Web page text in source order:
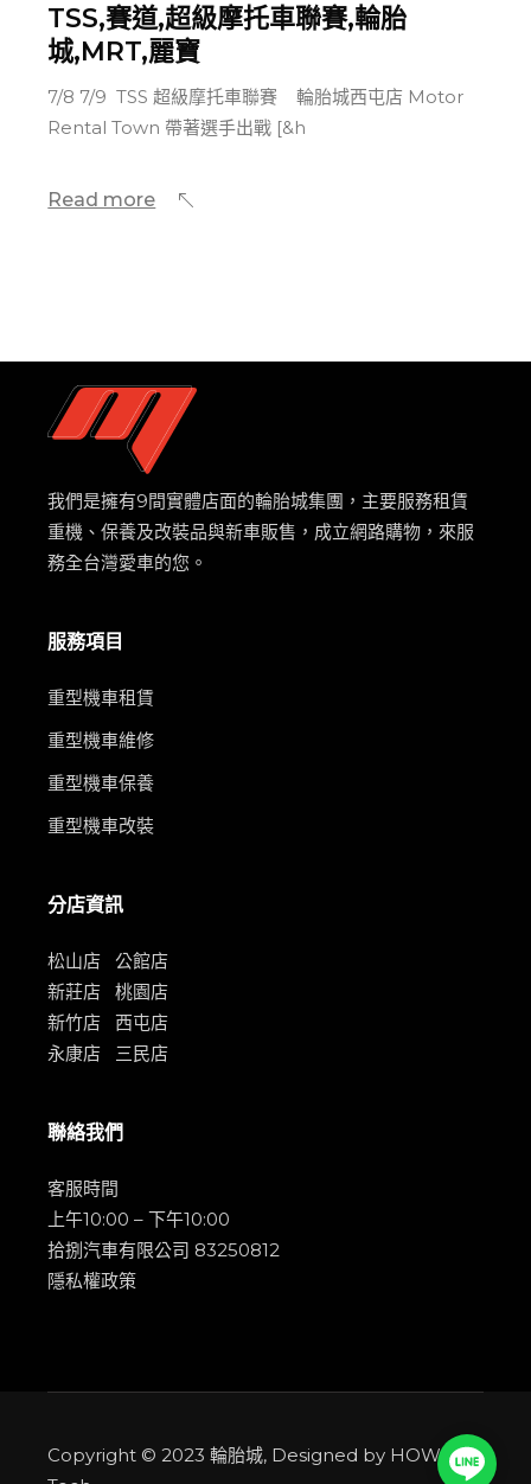
TSS,賽道,超級摩托車聯賽,輪胎
城,MRT,麗寶
7/8 7/9 TSS 超級摩托車聯賽 輪胎城西屯店 Motor
Rental Town 帶著選手出戰 [&h
Read more
我們是擁有9間實體店面的輪胎城集團，主要服務租賃
重機、保養及改裝品與新車販售，成立網路購物，來服
務全台灣愛車的您。
服務項目
重型機車租賃
重型機車維修
重型機車保養
重型機車改裝
分店資訊
松山店
公館店
新莊店
桃園店
新竹店
西屯店
永康店
三民店
聯絡我們
客服時間
上午10:00 – 下午10:00
拾捌汽車有限公司 83250812
隱私權政策
Copyright © 2023輪胎城, Designed by HOWMAILine